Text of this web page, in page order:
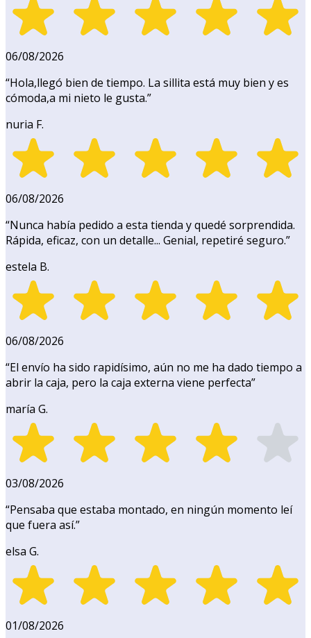
06/08/2026
“Hola,llegó bien de tiempo. La sillita está muy bien y es
cómoda,a mi nieto le gusta.”
nuria F.
06/08/2026
“Nunca había pedido a esta tienda y quedé sorprendida.
Rápida, eficaz, con un detalle... Genial, repetiré seguro.”
estela B.
06/08/2026
“El envío ha sido rapidísimo, aún no me ha dado tiempo a
abrir la caja, pero la caja externa viene perfecta”
maría G.
03/08/2026
“Pensaba que estaba montado, en ningún momento leí
que fuera así.”
elsa G.
01/08/2026